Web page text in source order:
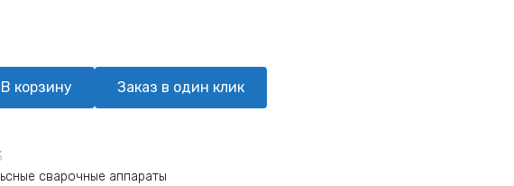
В корзину Заказ в один клик
сварочные аппараты